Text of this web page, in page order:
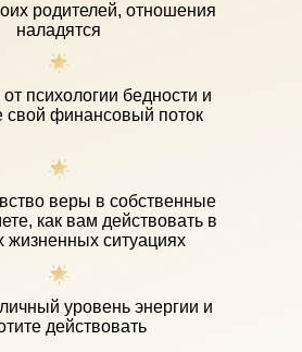
психологии бедности и
свой финансовый поток
родителей, отношения
наладятся
уровень энергии и
действовать
веры в собственные
как вам действовать в
жизненных ситуациях